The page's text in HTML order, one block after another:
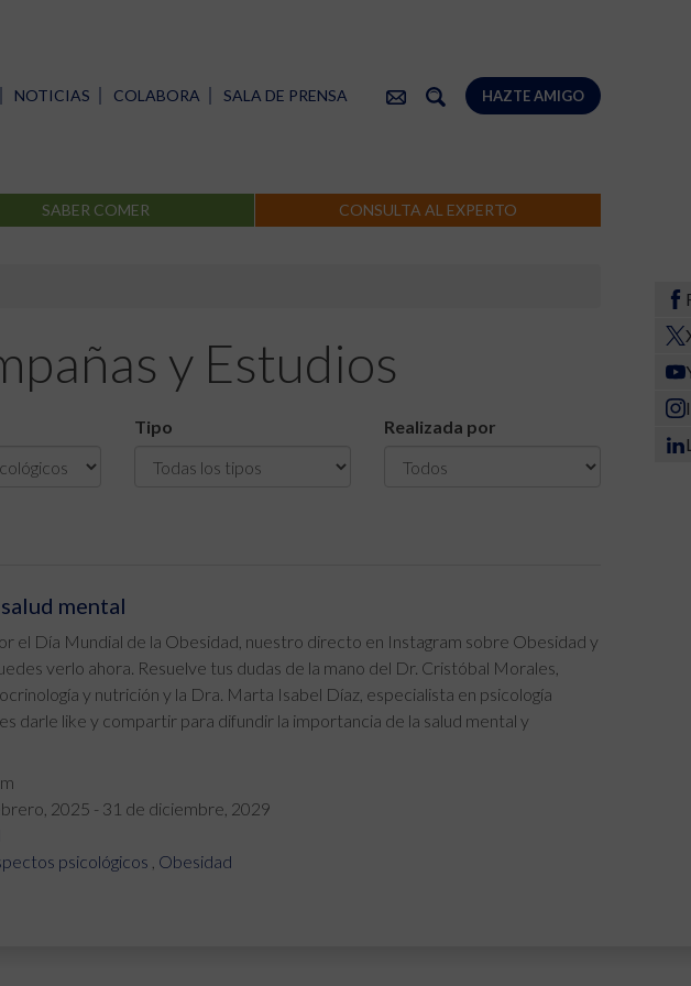
HAZTE AMIGO
NOTICIAS COLABORA SALA DE PRENSA
SABER COMER CONSULTA AL EXPERTO
y Estudios
Tipo Realizada por
mental
el Día Mundial de la Obesidad, nuestro directo en Instagram sobre Obesidad y
verlo ahora. Resuelve tus dudas de la mano del Dr. Cristóbal Morales,
y nutrición y la Dra. Marta Isabel Díaz, especialista en psicología
darle like y compartir para difundir la importancia de la salud mental y
2025 - 31 de diciembre, 2029
psicológicos Obesidad